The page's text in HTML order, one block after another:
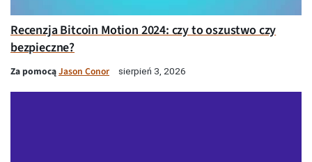
Recenzja Bitcoin Motion 2024: czy to oszustwo czy
bezpieczne?
Za pomocąJason Conor sierpień 3, 2026